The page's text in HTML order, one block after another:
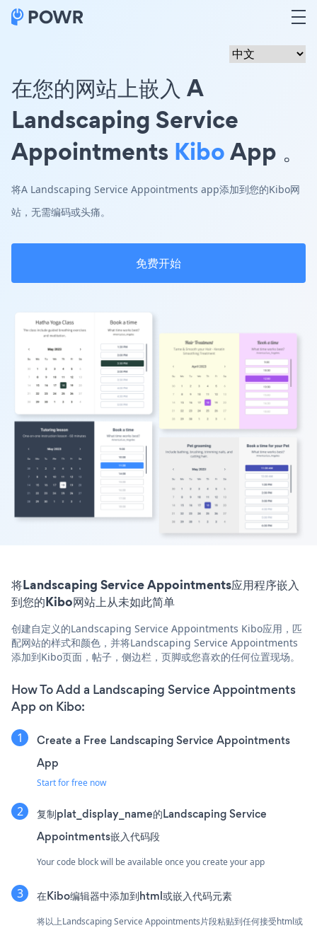
在您的网站上嵌入 A
Landscaping Service
Appointments KiboApp 。
将A Landscaping Service Appointments app添加到您的Kibo网
站，无需编码或头痛。
免费开始
将Landscaping Service Appointments应用程序嵌入
到您的Kibo网站上从未如此简单
创建自定义的Landscaping Service Appointments Kibo应用，匹
配网站的样式和颜色，并将Landscaping Service Appointments
添加到Kibo页面，帖子，侧边栏，页脚或您喜欢的任何位置现场。
How To Add a Landscaping Service Appointments
App on Kibo:
Create a Free Landscaping Service Appointments
App
Start for free now
复制plat_display_name的Landscaping Service
Appointments嵌入代码段
Your code block will be available once you create your app
在Kibo编辑器中添加到html或嵌入代码元素
将以上Landscaping Service Appointments片段粘贴到任何接受html或